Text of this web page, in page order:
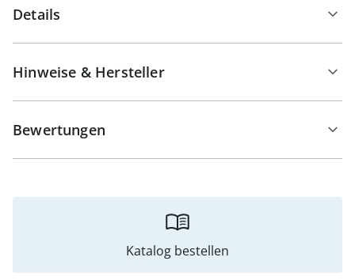
Details
Hinweise & Hersteller
Bewertungen
Katalog bestellen